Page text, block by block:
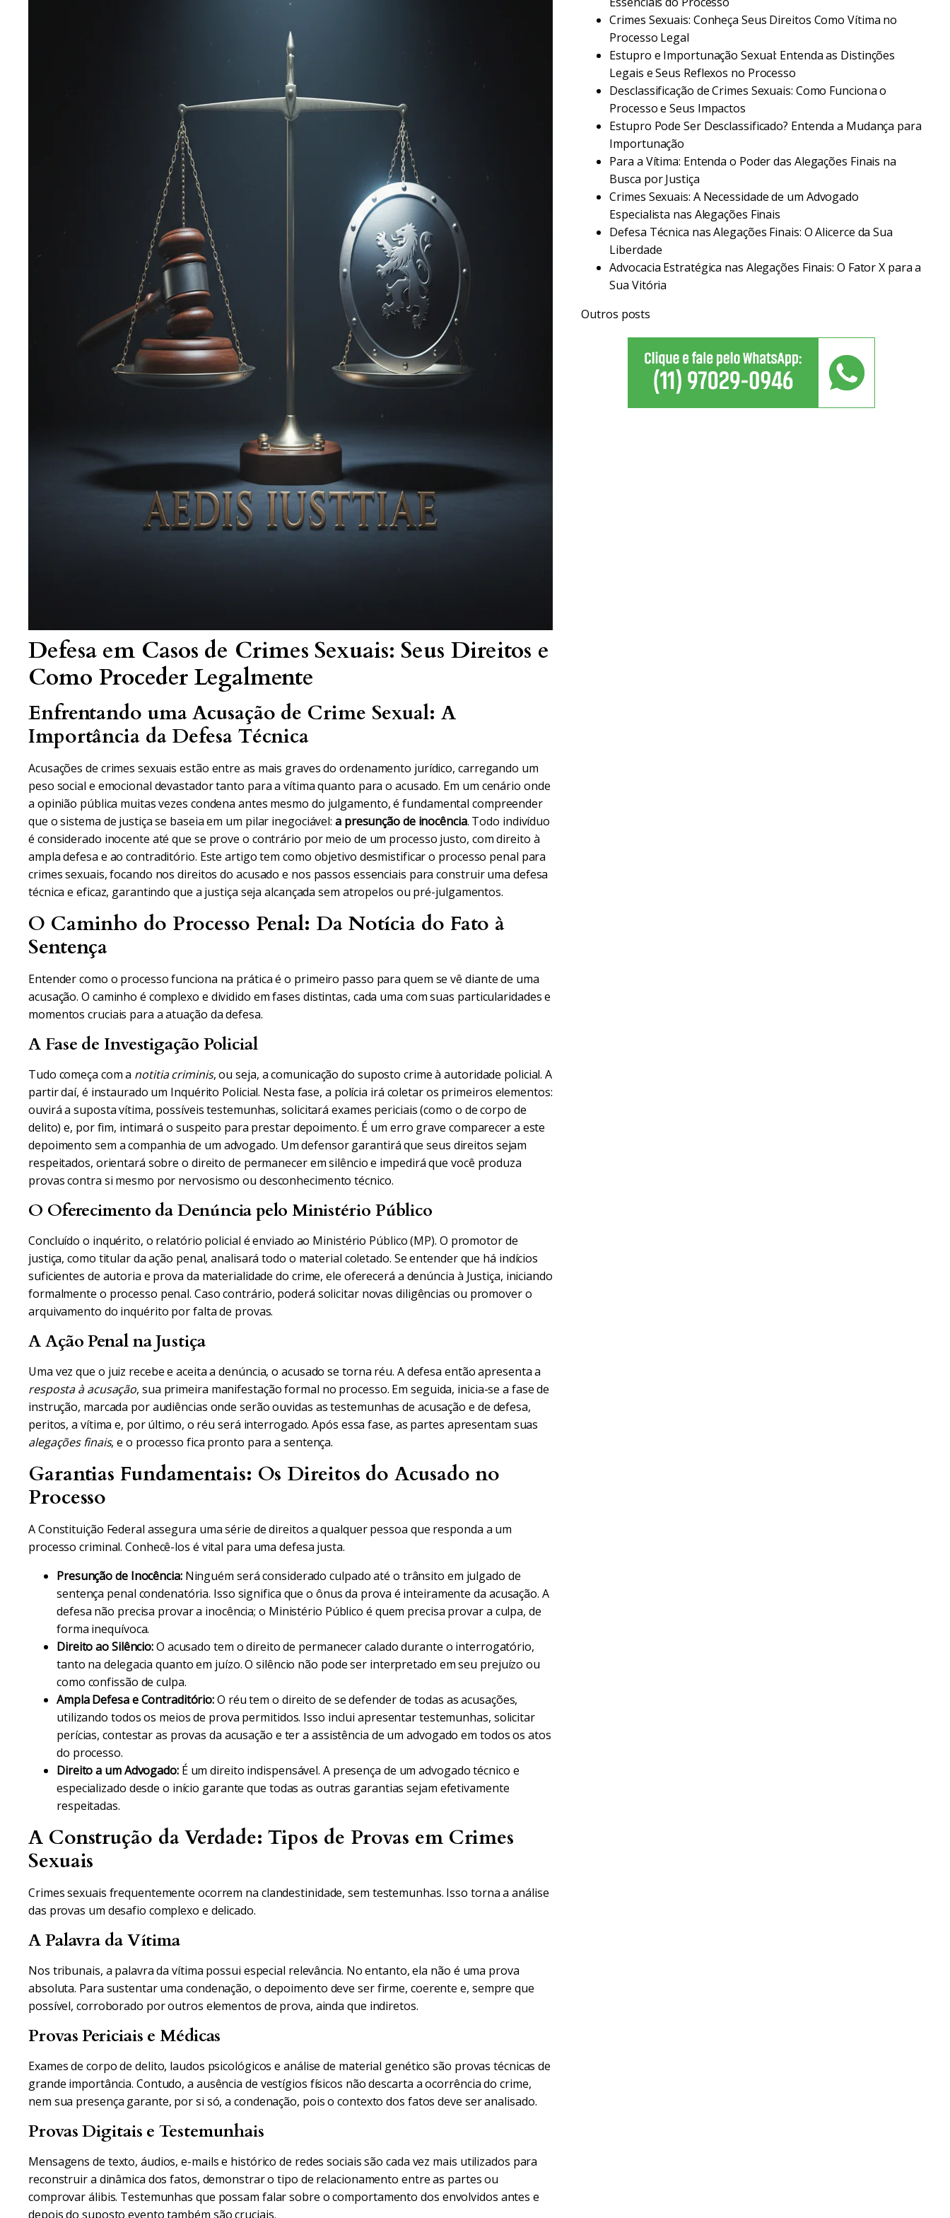
Defesa em Casos de Crimes Sexuais: Seus Direitos e
Como Proceder Legalmente
Enfrentando uma Acusação de Crime Sexual: A
Importância da Defesa Técnica
Acusações de crimes sexuais estão entre as mais graves do ordenamento jurídico, carregando um
peso social e emocional devastador tanto para a vítima quanto para o acusado. Em um cenário onde
a opinião pública muitas vezes condena antes mesmo do julgamento, é fundamental compreender
que o sistema de justiça se baseia em um pilar inegociável: a presunção de inocência. Todo indivíduo
é considerado inocente até que se prove o contrário por meio de um processo justo, com direito à
ampla defesa e ao contraditório. Este artigo tem como objetivo desmistificar o processo penal para
crimes sexuais, focando nos direitos do acusado e nos passos essenciais para construir uma defesa
técnica e eficaz, garantindo que a justiça seja alcançada sem atropelos ou pré-julgamentos.
O Caminho do Processo Penal: Da Notícia do Fato à
Sentença
Entender como o processo funciona na prática é o primeiro passo para quem se vê diante de uma
acusação. O caminho é complexo e dividido em fases distintas, cada uma com suas particularidades e
momentos cruciais para a atuação da defesa.
A Fase de Investigação Policial
Tudo começa com a notitia criminis, ou seja, a comunicação do suposto crime à autoridade policial. A
partir daí, é instaurado um Inquérito Policial. Nesta fase, a polícia irá coletar os primeiros elementos:
ouvirá a suposta vítima, possíveis testemunhas, solicitará exames periciais (como o de corpo de
delito) e, por fim, intimará o suspeito para prestar depoimento. É um erro grave comparecer a este
depoimento sem a companhia de um advogado. Um defensor garantirá que seus direitos sejam
respeitados, orientará sobre o direito de permanecer em silêncio e impedirá que você produza
provas contra si mesmo por nervosismo ou desconhecimento técnico.
O Oferecimento da Denúncia pelo Ministério Público
Concluído o inquérito, o relatório policial é enviado ao Ministério Público (MP). O promotor de
justiça, como titular da ação penal, analisará todo o material coletado. Se entender que há indícios
suficientes de autoria e prova da materialidade do crime, ele oferecerá a denúncia à Justiça, iniciando
formalmente o processo penal. Caso contrário, poderá solicitar novas diligências ou promover o
arquivamento do inquérito por falta de provas.
A Ação Penal na Justiça
Uma vez que o juiz recebe e aceita a denúncia, o acusado se torna réu. A defesa então apresenta a
resposta à acusação, sua primeira manifestação formal no processo. Em seguida, inicia-se a fase de
instrução, marcada por audiências onde serão ouvidas as testemunhas de acusação e de defesa,
peritos, a vítima e, por último, o réu será interrogado. Após essa fase, as partes apresentam suas
alegações finais, e o processo fica pronto para a sentença.
Garantias Fundamentais: Os Direitos do Acusado no
Processo
A Constituição Federal assegura uma série de direitos a qualquer pessoa que responda a um
processo criminal. Conhecê-los é vital para uma defesa justa.
Presunção de Inocência:Ninguém será considerado culpado até o trânsito em julgado de
sentença penal condenatória. Isso significa que o ônus da prova é inteiramente da acusação. A
defesa não precisa provar a inocência; o Ministério Público é quem precisa provar a culpa, de
forma inequívoca.
Direito ao Silêncio:O acusado tem o direito de permanecer calado durante o interrogatório,
tanto na delegacia quanto em juízo. O silêncio não pode ser interpretado em seu prejuízo ou
como confissão de culpa.
Ampla Defesa e Contraditório:O réu tem o direito de se defender de todas as acusações,
utilizando todos os meios de prova permitidos. Isso inclui apresentar testemunhas, solicitar
perícias, contestar as provas da acusação e ter a assistência de um advogado em todos os atos
do processo.
Direito a um Advogado:É um direito indispensável. A presença de um advogado técnico e
especializado desde o início garante que todas as outras garantias sejam efetivamente
respeitadas.
A Construção da Verdade: Tipos de Provas em Crimes
Sexuais
Crimes sexuais frequentemente ocorrem na clandestinidade, sem testemunhas. Isso torna a análise
das provas um desafio complexo e delicado.
A Palavra da Vítima
Nos tribunais, a palavra da vítima possui especial relevância. No entanto, ela não é uma prova
absoluta. Para sustentar uma condenação, o depoimento deve ser firme, coerente e, sempre que
possível, corroborado por outros elementos de prova, ainda que indiretos.
Provas Periciais e Médicas
Exames de corpo de delito, laudos psicológicos e análise de material genético são provas técnicas de
grande importância. Contudo, a ausência de vestígios físicos não descarta a ocorrência do crime,
nem sua presença garante, por si só, a condenação, pois o contexto dos fatos deve ser analisado.
Provas Digitais e Testemunhais
Mensagens de texto, áudios, e-mails e histórico de redes sociais são cada vez mais utilizados para
reconstruir a dinâmica dos fatos, demonstrar o tipo de relacionamento entre as partes ou
comprovar álibis. Testemunhas que possam falar sobre o comportamento dos envolvidos antes e
depois do suposto evento também são cruciais.
Crimes Sexuais: Conheça Seus Direitos Como Vítima no
Processo Legal
Estupro e Importunação Sexual: Entenda as Distinções
Legais e Seus Reflexos no Processo
Desclassificação de Crimes Sexuais: Como Funciona o
Processo e Seus Impactos
Estupro Pode Ser Desclassificado? Entenda a Mudança para
Importunação
Para a Vítima: Entenda o Poder das Alegações Finais na
Busca por Justiça
Crimes Sexuais: A Necessidade de um Advogado
Especialista nas Alegações Finais
Defesa Técnica nas Alegações Finais: O Alicerce da Sua
Liberdade
Advocacia Estratégica nas Alegações Finais: O Fator X para a
Sua Vitória
Outros posts